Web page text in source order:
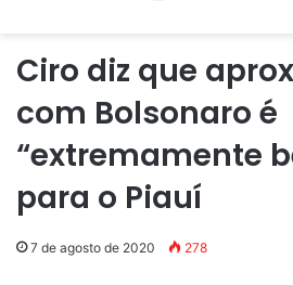
Ciro diz que
com Bolsonaro é
“extremamente
para o Piauí
7 de agosto de 2020 278